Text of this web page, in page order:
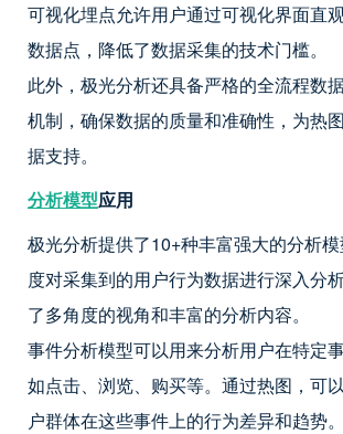
可视化埋点允许用户通过可视化界面直
数据点，降低了数据采集的技术门槛。
此外，极光分析还具备严格的全流程数
机制，确保数据的质量和准确性，为热
据支持。
分析模型应用
极光分析提供了10+种丰富强大的分析
度对采集到的用户行为数据进行深入分
了多角度的视角和丰富的分析内容。
事件分析模型可以用来分析用户在特定
如点击、浏览、购买等。通过热图，可
户群体在这些事件上的行为差异和趋势。